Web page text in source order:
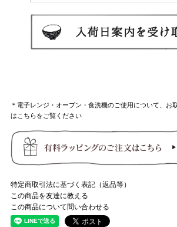
＊電子レンジ・オーブン・食洗機のご使用について、お
はこちらをご覧ください
特定商取引法に基づく表記（返品等）
この商品を友達に教える
この商品について問い合わせる